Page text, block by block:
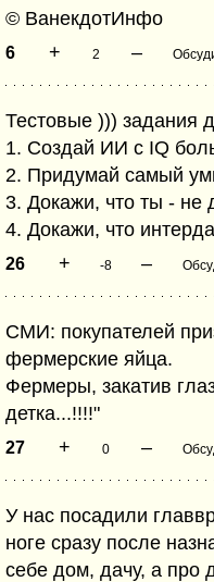
© ВанекдотИнфо
6 + 2 –
Тестовые ))) задания
1. Создай ИИ с IQ
2. Придумай самый
3. Докажи, что ты - не
4. Докажи, что
26 + -8 –
СМИ: покупателей
фермерские яйца.
Фермеры, закатив
детка...!!!!"
27 + 0 –
У нас посадили
ноге сразу после
себе дом, дачу, а про